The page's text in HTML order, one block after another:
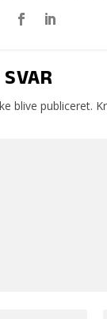
blive publiceret.